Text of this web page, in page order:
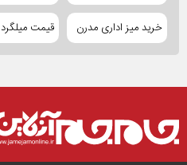
خرید میز اداری مدرن قیمت میلگرد